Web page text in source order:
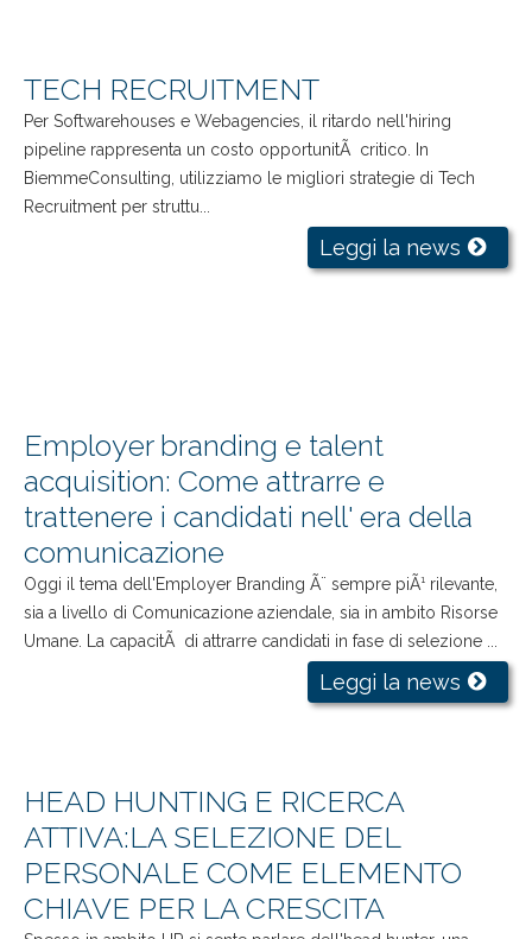
TECH RECRUITMENT
Per Softwarehouses e Webagencies, il ritardo nell'hiring
pipeline rappresenta un costo opportunitÃ critico. In
BiemmeConsulting, utilizziamo le migliori strategie di Tech
Recruitment per struttu...
Leggi la news
Employer branding e talent
acquisition: Come attrarre e
trattenere i candidati nell' era della
comunicazione
Oggi il tema dell'Employer Branding Ã¨ sempre piÃ¹ rilevante,
sia a livello di Comunicazione aziendale, sia in ambito Risorse
Umane. La capacitÃ di attrarre candidati in fase di selezione ...
Leggi la news
HEAD HUNTING E RICERCA
ATTIVA:LA SELEZIONE DEL
PERSONALE COME ELEMENTO
CHIAVE PER LA CRESCITA